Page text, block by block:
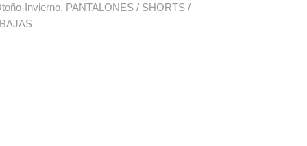
Invierno, PANTALONES / SHORTS /